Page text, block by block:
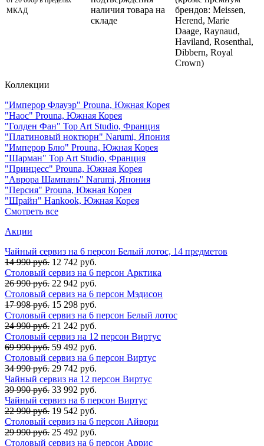
МКАД
наличия товара на
складе
брендов: Meissen,
Herend, Marie
Daage, Raynaud,
Haviland, Rosenthal,
Dibbern, Royal
Crown)
Коллекции
"Имперор Флауэр" Prouna, Южная Корея
"Наос" Prouna, Южная Корея
"Голден Фан" Top Art Studio, Франция
"Платиновый ноктюрн" Narumi, Япония
"Имперор Блю" Prouna, Южная Корея
"Шарман" Top Art Studio, Франция
"Принцесс" Prouna, Южная Корея
"Аврора Шампань" Narumi, Япония
"Персия" Prouna, Южная Корея
"Шрайн" Hankook, Южная Корея
Смотреть все
Акции
Чайный сервиз на 6 персон Белый лотос, 14 предметов
14 990 руб. 12 742 руб.
Столовый сервиз на 6 персон Арктика
26 990 руб. 22 942 руб.
Столовый сервиз на 6 персон Мэдисон
17 998 руб. 15 298 руб.
Столовый сервиз на 6 персон Белый лотос
24 990 руб. 21 242 руб.
Столовый сервиз на 12 персон Виртус
69 990 руб. 59 492 руб.
Столовый сервиз на 6 персон Виртус
34 990 руб. 29 742 руб.
Чайный сервиз на 12 персон Виртус
39 990 руб. 33 992 руб.
Чайный сервиз на 6 персон Виртус
22 990 руб. 19 542 руб.
Столовый сервиз на 6 персон Айвори
29 990 руб. 25 492 руб.
Столовый сервиз на 6 персон Аррис